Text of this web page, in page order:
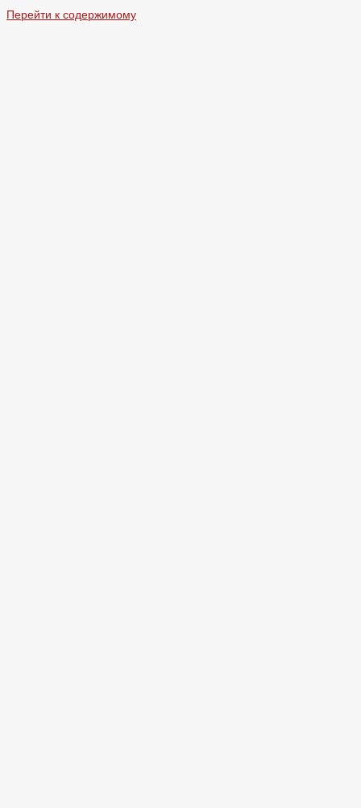
Перейти к содержимому